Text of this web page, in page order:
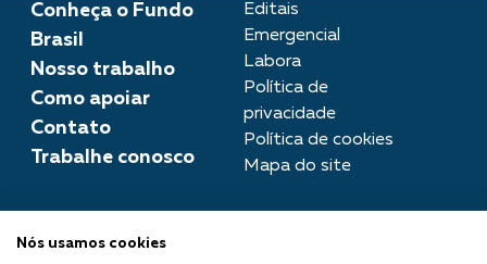
Conheça o Fundo
Brasil
Nosso trabalho
Como apoiar
Contato
Trabalhe conosco
Editais
Emergencial
Labora
Política de
privacidade
Política de cookies
Mapa do site
imprensa@fundobrasil.org.br
Nós usamos cookies